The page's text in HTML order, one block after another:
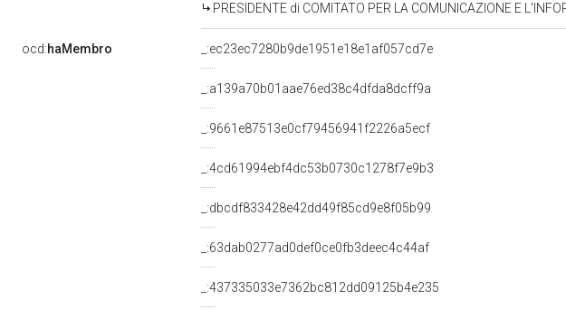
PRESIDENTE di COMITATO PER LA COMUNICAZIONE E
ocd:haMembro _:ec23ec7280b9de1951e18e1af057cd7e
_:a139a70b01aae76ed38c4dfda8dcff9a
_:9661e87513e0cf79456941f2226a5ecf
_:4cd61994ebf4dc53b0730c1278f7e9b3
_:dbcdf833428e42dd49f85cd9e8f05b99
_:63dab0277ad0def0ce0fb3deec4c44af
_:437335033e7362bc812dd09125b4e235